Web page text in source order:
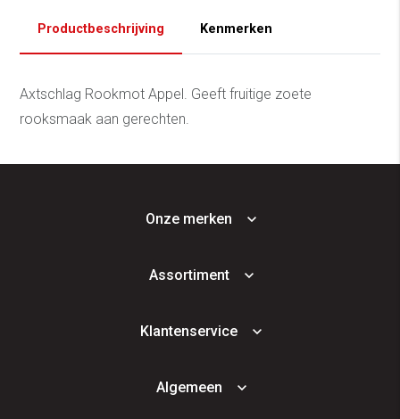
Productbeschrijving Kenmerken
Axtschlag Rookmot Appel. Geeft fruitige zoete
rooksmaak aan gerechten.
Onze merken
Assortiment
Klantenservice
Algemeen